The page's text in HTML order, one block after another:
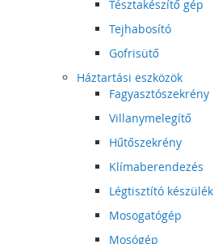
Tésztakészítő gép
Tejhabosító
Gofrisütő
Háztartási eszközök
Fagyasztószekrény
Villanymelegítő
Hűtőszekrény
Klímaberendezés
Légtisztító készülék
Mosogatógép
Mosógép